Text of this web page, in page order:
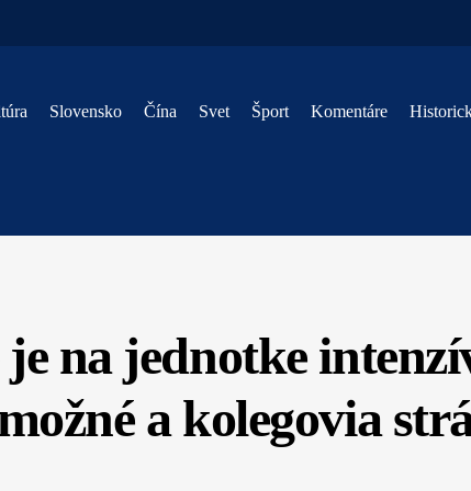
Slovensko Čína Svet Šport Komentáre
je na jednotke
a kolegovia